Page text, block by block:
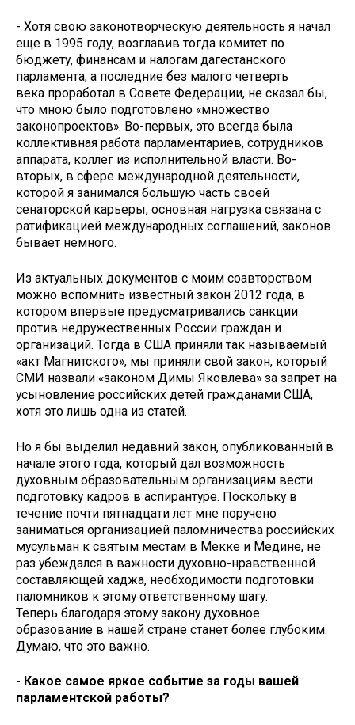
- Хотя свою законотворческую деятельность я начал
еще в 1995 году, возглавив тогда комитет по
бюджету, финансам и налогам дагестанского
парламента, а последние без малого четверть
века проработал в Совете Федерации, не сказал бы,
что мною было подготовлено «множество
законопроектов». Во-первых, это всегда была
коллективная работа парламентариев, сотрудников
аппарата, коллег из исполнительной власти. Во-
вторых, в сфере международной деятельности,
которой я занимался большую часть своей
сенаторской карьеры, основная нагрузка связана с
ратификацией международных соглашений, законов
бывает немного.
Из актуальных документов с моим соавторством
можно вспомнить известный закон 2012 года, в
котором впервые предусматривались санкции
против недружественных России граждан и
организаций. Тогда в США приняли так называемый
«акт Магнитского», мы приняли свой закон, который
СМИ назвали «законом Димы Яковлева» за запрет на
усыновление российских детей гражданами США,
хотя это лишь одна из статей.
Но я бы выделил недавний закон, опубликованный в
начале этого года, который дал возможность
духовным образовательным организациям вести
подготовку кадров в аспирантуре. Поскольку в
течение почти пятнадцати лет мне поручено
заниматься организацией паломничества российских
мусульман к святым местам в Мекке и Медине, не
раз убеждался в важности духовно-нравственной
составляющей хаджа, необходимости подготовки
паломников к этому ответственному шагу.
Теперь благодаря этому закону духовное
образование в нашей стране станет более глубоким.
Думаю, что это важно.
- Какое самое яркое событие за годы вашей
парламентской работы?